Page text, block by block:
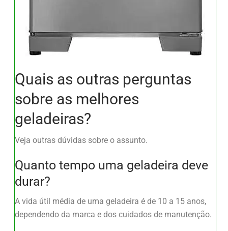
Quais as outras perguntas
sobre as melhores
geladeiras?
Veja outras dúvidas sobre o assunto.
Quanto tempo uma geladeira deve
durar?
A vida útil média de uma geladeira é de 10 a 15 anos,
dependendo da marca e dos cuidados de manutenção.